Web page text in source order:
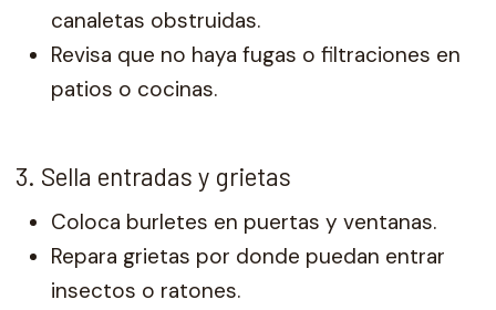
canaletas obstruidas.
Revisa que no haya fugas o filtraciones en
patios o cocinas.
3. Sella entradas y grietas
Coloca burletes en puertas y ventanas.
Repara grietas por donde puedan entrar
insectos o ratones.